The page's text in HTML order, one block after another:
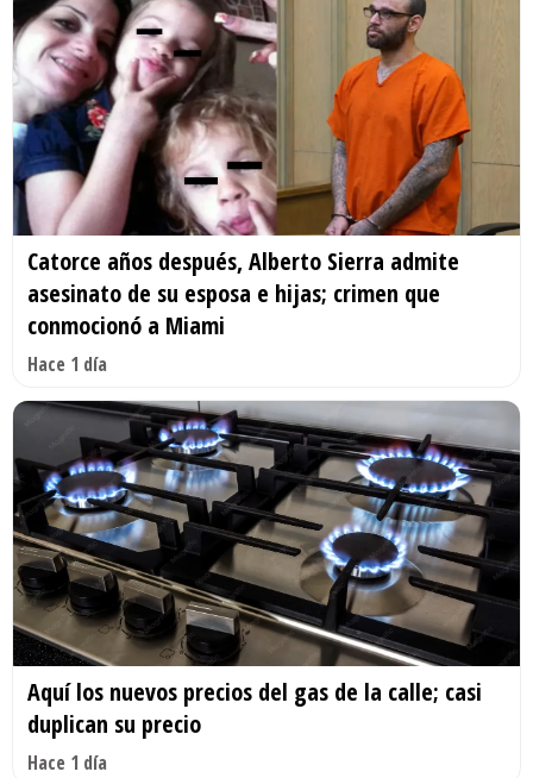
Catorce años después, Alberto Sierra admite
asesinato de su esposa e hijas; crimen que
conmocionó a Miami
Hace 1 día
Aquí los nuevos precios del gas de la calle; casi
duplican su precio
Hace 1 día